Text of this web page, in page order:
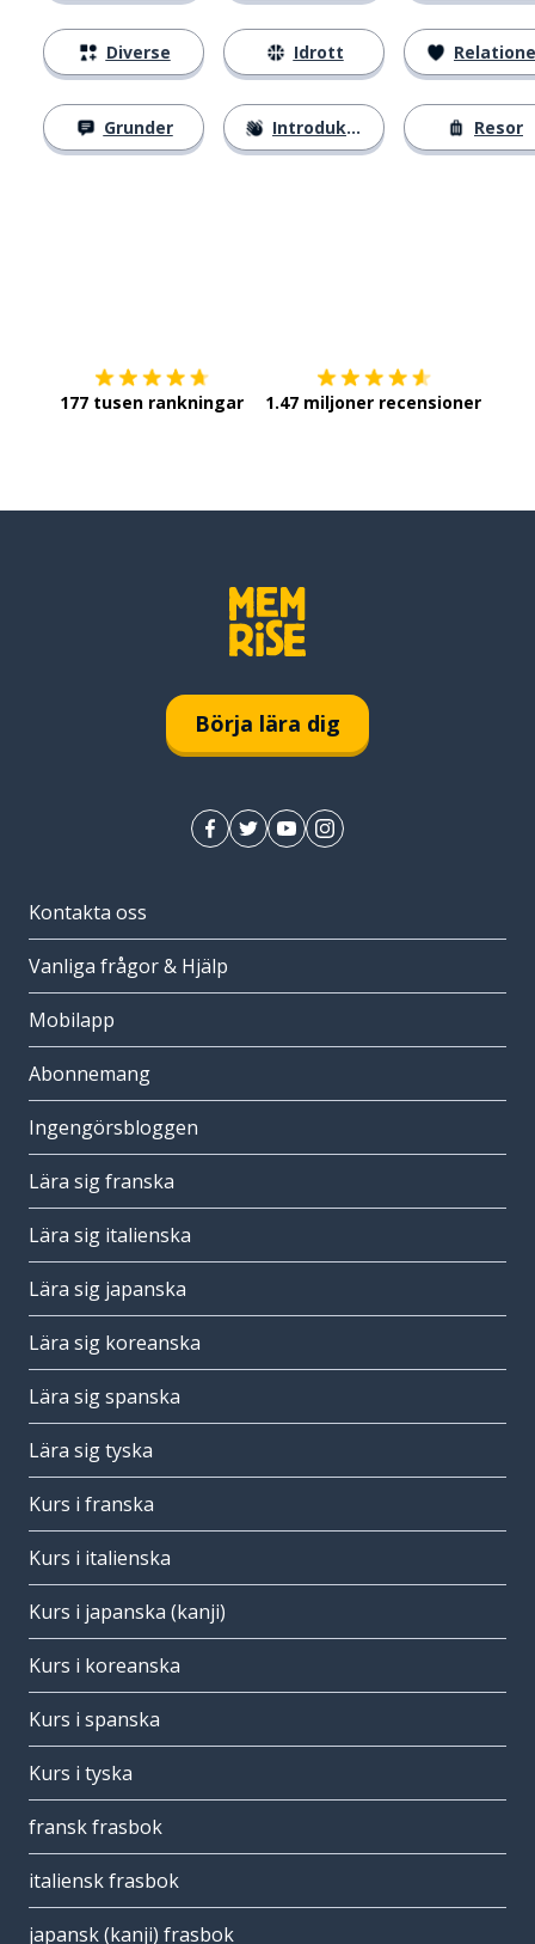
Diverse
Grunder
Idrott
Introduktion Resor
177 tusen rankningar 1.47 miljoner recensioner
Börja lära dig
Kontakta oss
Vanliga frågor & Hjälp
Mobilapp
Abonnemang
Ingengörsbloggen
Lära sig franska
Lära sig italienska
Lära sig japanska
Lära sig koreanska
Lära sig spanska
Lära sig tyska
Kurs i franska
Kurs i italienska
Kurs i japanska (kanji)
Kurs i koreanska
Kurs i spanska
Kurs i tyska
fransk frasbok
italiensk frasbok
japansk (kanji) frasbok